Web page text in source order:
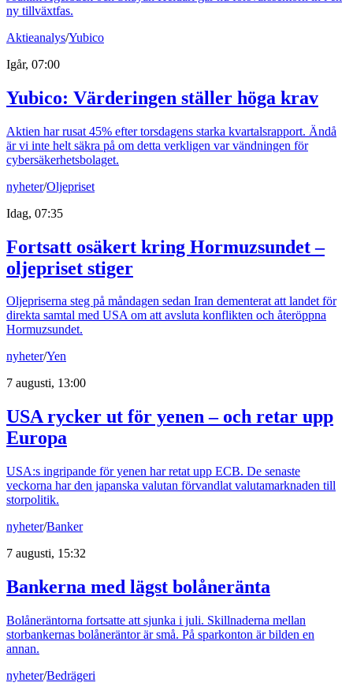
ny tillväxtfas.
Aktieanalys/Yubico
Igår, 07:00
Yubico: Värderingen ställer höga krav
Aktien har rusat 45% efter torsdagens starka kvartalsrapport. Ändå
är vi inte helt säkra på om detta verkligen var vändningen för
cybersäkerhetsbolaget.
nyheter/Oljepriset
Idag, 07:35
Fortsatt osäkert kring Hormuzsundet –
oljepriset stiger
Oljepriserna steg på måndagen sedan Iran dementerat att landet för
direkta samtal med USA om att avsluta konflikten och återöppna
Hormuzsundet.
nyheter/Yen
7 augusti, 13:00
USA rycker ut för yenen – och retar upp
Europa
USA:s ingripande för yenen har retat upp ECB. De senaste
veckorna har den japanska valutan förvandlat valutamarknaden till
storpolitik.
nyheter/Banker
7 augusti, 15:32
Bankerna med lägst bolåneränta
Bolåneräntorna fortsatte att sjunka i juli. Skillnaderna mellan
storbankernas bolåneräntor är små. På sparkonton är bilden en
annan.
nyheter/Bedrägeri